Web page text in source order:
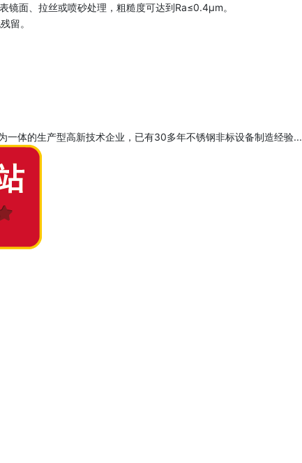
面、拉丝或喷砂处理，粗糙度可达到Ra≤0.4μm。
留。
体的生产型高新技术企业，已有30多年不锈钢非标设备制造经验...